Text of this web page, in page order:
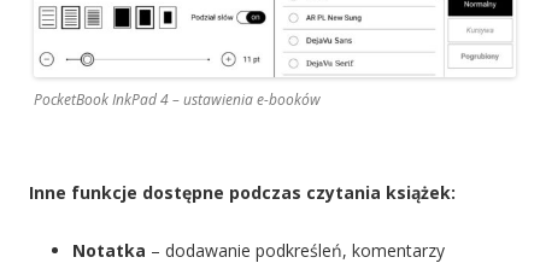
PocketBook InkPad 4 – ustawienia e-booków
Inne funkcje dostępne podczas czytania książek:
Notatka – dodawanie podkreśleń, komentarzy